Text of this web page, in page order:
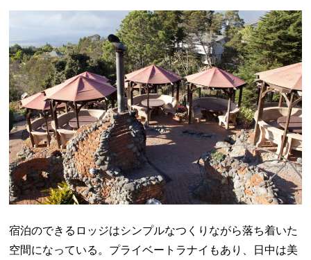
宿泊のできるロッジはシンプルなつくりながら落ち着いた
空間になっている。プライベートラナイもあり、日中は美